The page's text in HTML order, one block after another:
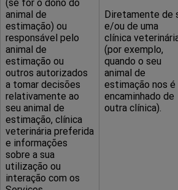
animal de
estimação) ou
responsável pelo
animal de
estimação ou
outros autorizados
a tomar decisões
relativamente ao
seu animal de
estimação, clínica
veterinária preferida
e informações
sobre a sua
utilização ou
interação com os
Diretamente de
e/ou de uma
clínica
(por exemplo,
quando o seu
animal de
estimação nos é
encaminhado de
outra clínica).